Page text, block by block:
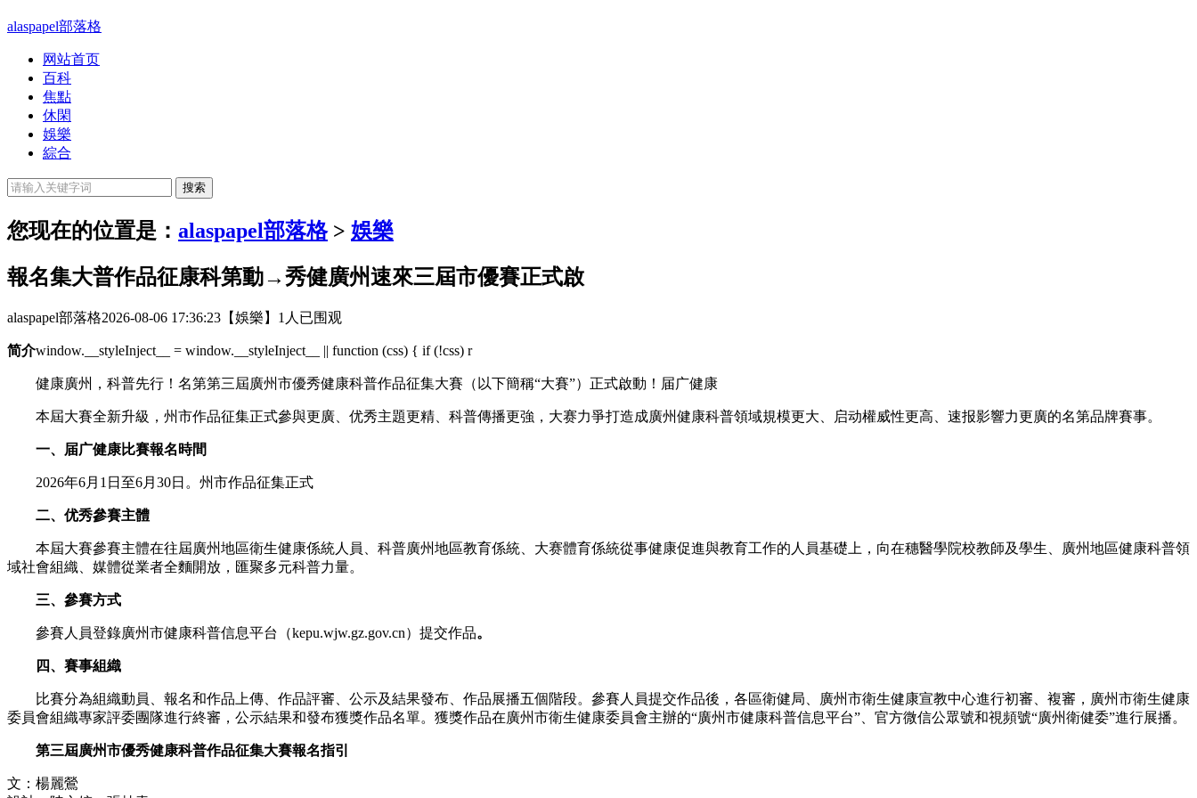
alaspapel部落格
网站首页
百科
焦點
休閑
娛樂
綜合
您现在的位置是： alaspapel部落格> 娛樂
報名集大普作品征康科第動→秀健廣州速來三屆市優賽正式啟
alaspapel部落格2026-08-06 17:36:23 【娛樂】 1人已围观
简介window.__styleInject__ = window.__styleInject__ || function (css) { if (!css) r
健康廣州，科普先行！名第第三屆廣州市優秀健康科普作品征集大賽（以下簡稱“大賽”）正式啟動！届广健康
本屆大賽全新升級，州市作品征集正式參與更廣、优秀主題更精、科普傳播更強，大赛力爭打造成廣州健康科普領域規模更大、启动權威性更高、速报影響力更廣的名第品牌賽事。
一、届广健康比賽報名時間
2026年6月1日至6月30日。州市作品征集正式
二、优秀參賽主體
本屆大賽參賽主體在往屆廣州地區衛生健康係統人員、科普廣州地區教育係統、大赛體育係統從事健康促進與教育工作的人員基礎上，向在穗醫學院校教師及學生、廣州地區健康科普領
域社會組織、媒體從業者全麵開放，匯聚多元科普力量。
三、參賽方式
參賽人員登錄廣州市健康科普信息平台（kepu.wjw.gz.gov.cn）提交作品。
四、賽事組織
比賽分為組織動員、報名和作品上傳、作品評審、公示及結果發布、作品展播五個階段。參賽人員提交作品後，各區衛健局、廣州市衛生健康宣教中心進行初審、複審，廣州市衛生健康
委員會組織專家評委團隊進行終審，公示結果和發布獲獎作品名單。獲獎作品在廣州市衛生健康委員會主辦的“廣州市健康科普信息平台”、官方微信公眾號和視頻號“廣州衛健委”進行展播。
第三屆廣州市優秀健康科普作品征集大賽報名指引
文：楊麗鶯